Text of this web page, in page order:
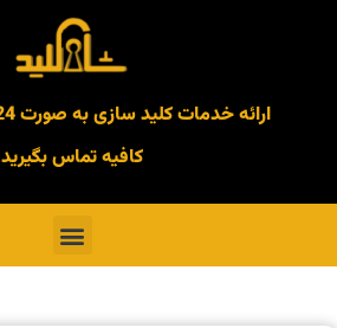
ارائه خدمات کلید سازی به صورت 24 ساعته در تهران
کافیه تماس بگیرید